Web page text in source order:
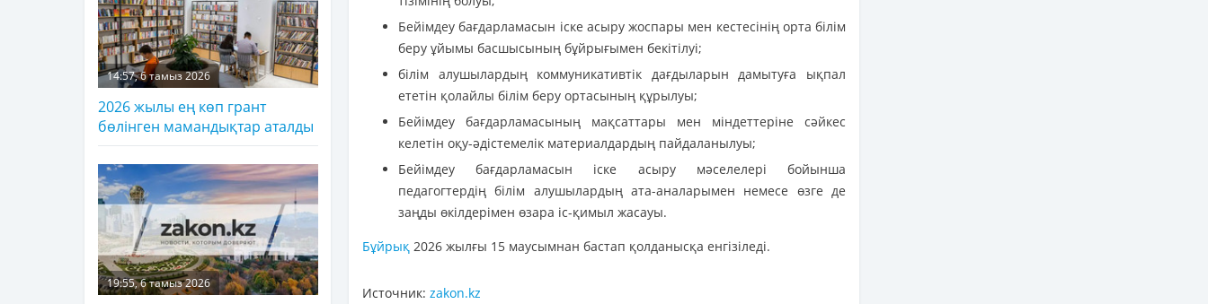
Бейімдеу бағдарламасын іске асыру жоспары мен кестесінің орта білім
беру ұйымы басшысының бұйрығымен бекітілуі;
білім алушылардың коммуникативтік дағдыларын дамытуға ықпал
ететін қолайлы білім беру ортасының құрылуы;
Бейімдеу бағдарламасының мақсаттары мен міндеттеріне сәйкес
келетін оқу-әдістемелік материалдардың пайдаланылуы;
Бейімдеу бағдарламасын іске асыру мәселелері бойынша
педагогтердің білім алушылардың ата-аналарымен немесе өзге де
заңды өкілдерімен өзара іс-қимыл жасауы.
Бұйрық 2026 жылғы 15 маусымнан бастап қолданысқа енгізіледі.
Источник: zakon.kz
14:57, 6 тамыз 2026
2026 жылы ең көп грант
бөлінген мамандықтар аталды
19:55, 6 тамыз 2026